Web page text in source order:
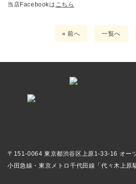
当店Facebookは こちら
« 前へ 一覧へ
〒151-0064 東京都渋谷区上原1-33-16 オー
小田急線・東京メトロ千代田線「代々木上原